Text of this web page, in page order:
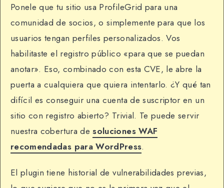
Ponele que tu sitio usa ProfileGrid para una
comunidad de socios, o simplemente para que los
usuarios tengan perfiles personalizados. Vos
habilitaste el registro público «para que se puedan
anotar». Eso, combinado con esta CVE, le abre la
puerta a cualquiera que quiera intentarlo. ¿Y qué tan
difícil es conseguir una cuenta de suscriptor en un
sitio con registro abierto? Trivial. Te puede servir
nuestra cobertura desoluciones WAF
recomendadas para WordPress.
El plugin tiene historial de vulnerabilidades previas,